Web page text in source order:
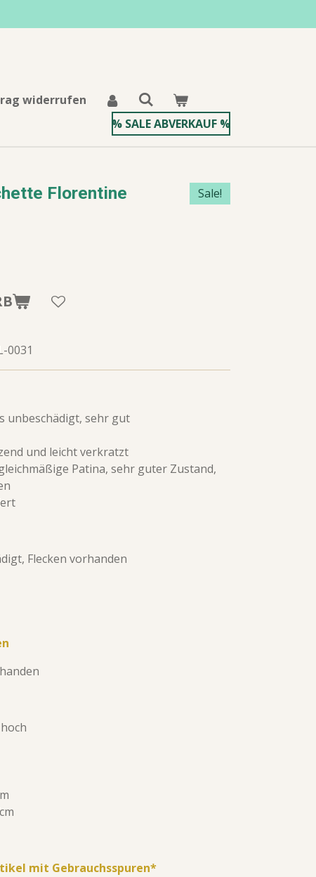
widerrufen
% SALE ABVERKAUF %
Florentine Sale!
0031
unbeschädigt, sehr gut
und leicht verkratzt
Patina, sehr guter Zustand,
Flecken vorhanden
mit Gebrauchsspuren*